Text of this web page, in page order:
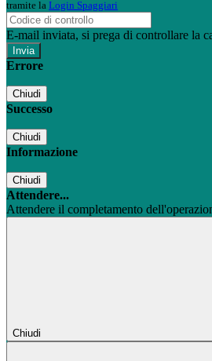
tramite la Login Spaggiari
E-mail inviata, si prega di controllare la
Errore
Chiudi
Successo
Chiudi
Informazione
Chiudi
Attendere...
Attendere il completamento
Chiudi